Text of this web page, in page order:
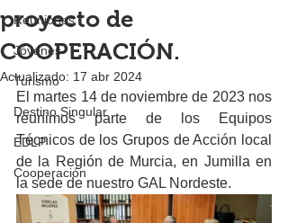
Reuniones
Jóvenes
Turismo
Destino Singular
EDLP
Cooperación
proyecto de
COOPERACIÓN.
Actualizado: 17 abr 2024
El martes 14 de noviembre de 2023 nos
reunimos parte de los Equipos
Técnicos de los Grupos de Acción local
de la Región de Murcia, en Jumilla en
la sede de nuestro GAL Nordeste.